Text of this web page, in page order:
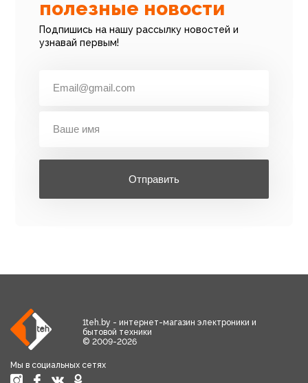
полезные новости
Подпишись на нашу рассылку новостей и
узнавай первым!
Отправить
1teh.by - интернет-магазин электроники и
бытовой техники
© 2009-2026
Мы в социальных сетях